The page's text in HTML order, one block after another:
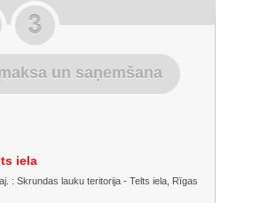
un saņemšana
iela
: Skrundas lauku teritorija - Telts iela, Rīgas